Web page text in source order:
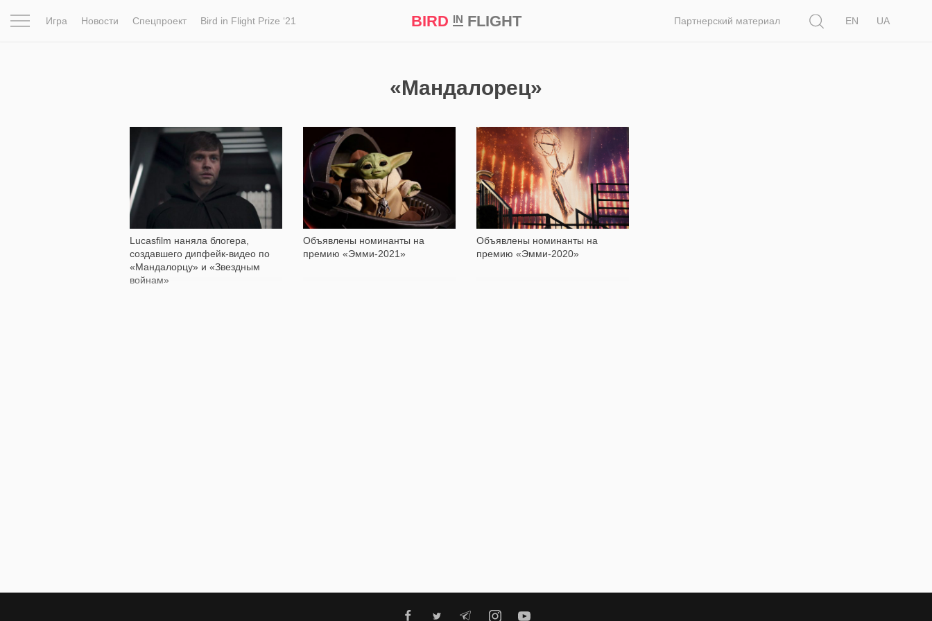
Игра Новости Спецпроект Bird in Flight Prize ‘21 BIRD INFLIGHT Партнерский материал
EN
UA
«Мандалорец»
Lucasfilm наняла блогера,
создавшего дипфейк-видео по
«Мандалорцу» и «Звездным
войнам»
Объявлены номинанты на
премию «Эмми-2021»
289
Объявлены номинанты на
премию «Эмми-2020»
595